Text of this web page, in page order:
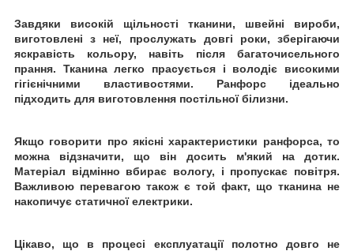
Завдяки високій щільності тканини, швейні вироби,
виготовлені з неї, прослужать довгі роки, зберігаючи
яскравість кольору, навіть після багаточисельного
прання. Тканина легко прасується і володіє високими
гігієнічними властивостями. Ранфорс ідеально
підходить для виготовлення постільної білизни.
Якщо говорити про якісні характеристики ранфорса, то
можна відзначити, що він досить м'який на дотик.
Матеріал відмінно вбирає вологу, і пропускає повітря.
Важливою перевагою також є той факт, що тканина не
накопичує статичної електрики.
Цікаво, що в процесі експлуатації полотно довго не